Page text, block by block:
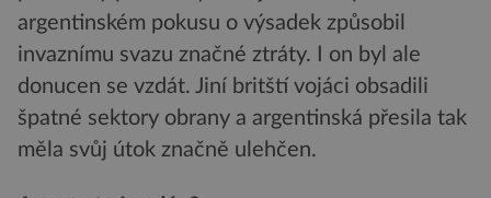
argentinském pokusu o výsadek způsobil
invaznímu svazu značné ztráty. I on byl ale
donucen se vzdát. Jiní britští vojáci obsadili
špatné sektory obrany a argentinská přesila tak
měla svůj útok značně ulehčen.